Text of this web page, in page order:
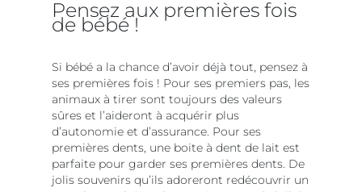
Pensez aux premières fois
de bébé !
Si bébé a la chance d’avoir déjà tout, pensez à
ses premières fois ! Pour ses premiers pas, les
animaux à tirer sont toujours des valeurs
sûres et l’aideront à acquérir plus
d’autonomie et d’assurance. Pour ses
premières dents, une boite à dent de lait est
parfaite pour garder ses premières dents. De
jolis souvenirs qu’ils adoreront redécouvrir un